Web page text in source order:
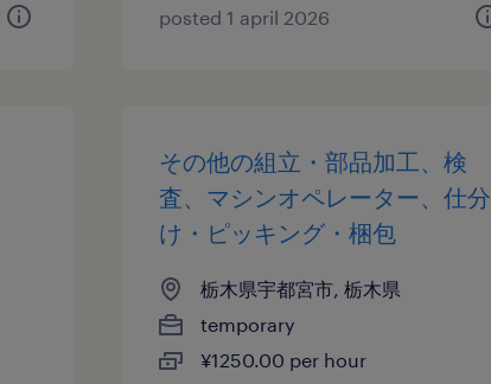
posted 1 april 2026
その他の組立・部品加工、検
査、マシンオペレーター、仕分
け・ピッキング・梱包
栃木県宇都宮市, 栃木県
temporary
¥1250.00 per hour